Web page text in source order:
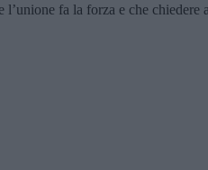
fa la forza e che chiedere